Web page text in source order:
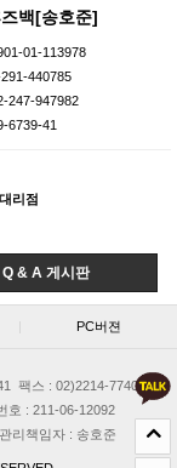
백[송호준]
01-113978
440785
247-947982
6739-41
리점
Q & A 게시판
| PC버젼
팩스 : 02)2214-7740
호 : 211-06-12092
리책임자 : 송호준